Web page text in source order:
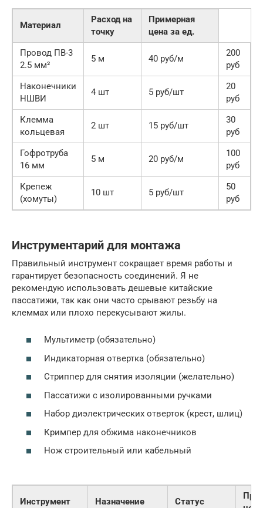
Материал
Расход на
точку
Примерная
цена за ед.
Провод ПВ-3
2.5 мм²
5 м 40 руб/м
200
руб
Наконечники
НШВИ
4 шт 5 руб/шт
20
руб
Клемма
кольцевая
2 шт 15 руб/шт
30
руб
Гофротруба
16 мм
5 м 20 руб/м
100
руб
Крепеж
(хомуты)
10 шт 5 руб/шт
50
руб
Инструментарий для монтажа
Правильный инструмент сокращает время работы и
гарантирует безопасность соединений. Я не
рекомендую использовать дешевые китайские
пассатижи, так как они часто срывают резьбу на
клеммах или плохо перекусывают жилы.
Мультиметр (обязательно)
Индикаторная отвертка (обязательно)
Стриппер для снятия изоляции (желательно)
Пассатижи с изолированными ручками
Набор диэлектрических отверток (крест, шлиц)
Кримпер для обжима наконечников
Нож строительный или кабельный
Инструмент Назначение Статус